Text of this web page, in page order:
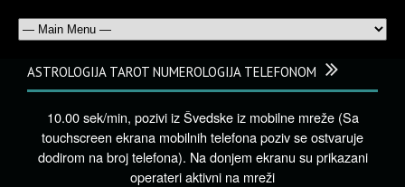
ASTROLOGIJA TAROT NUMEROLOGIJA TELEFONOM
10.00 sek/min, pozivi iz Švedske iz mobilne mreže (Sa
touchscreen ekrana mobilnih telefona poziv se ostvaruje
dodirom na broj telefona). Na donjem ekranu su prikazani
operateri aktivni na mreži